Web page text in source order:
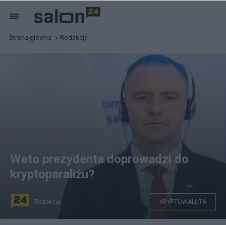
Strona główna Redakcja
Weto prezydenta doprowadzi do
kryptoparaliżu?
Redakcja KRYPTOWALUTA